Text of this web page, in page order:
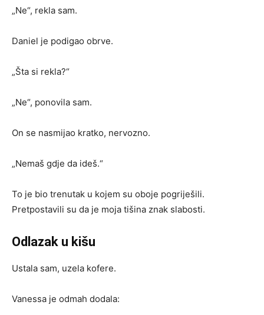
„Ne“, rekla sam.
Daniel je podigao obrve.
„Šta si rekla?“
„Ne“, ponovila sam.
On se nasmijao kratko, nervozno.
„Nemaš gdje da ideš.“
To je bio trenutak u kojem su oboje pogriješili.
Pretpostavili su da je moja tišina znak slabosti.
Odlazak u kišu
Ustala sam, uzela kofere.
Vanessa je odmah dodala: